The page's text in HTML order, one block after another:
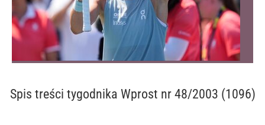
Spis treści tygodnika Wprost nr 48/2003 (1096)